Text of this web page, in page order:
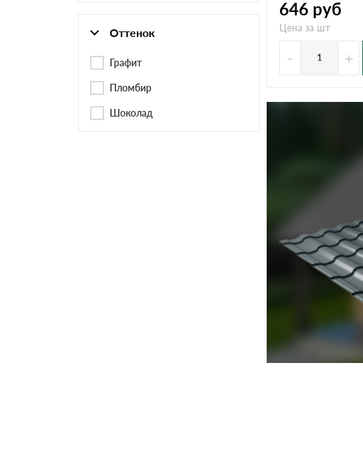
Оттенок
Графит
Пломбир
Шоколад
646 руб
Цена за шт
- +